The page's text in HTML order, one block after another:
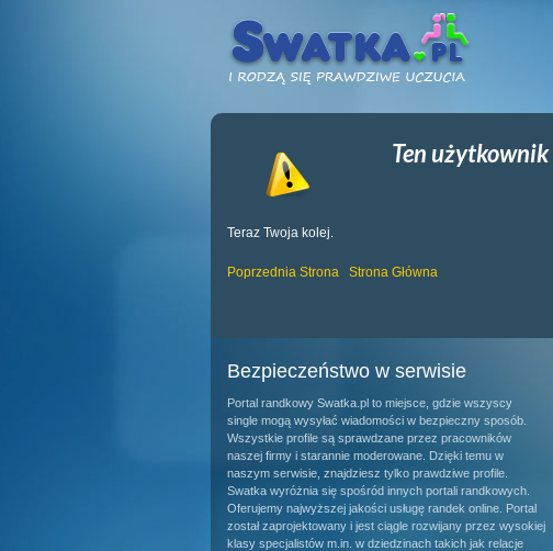
Ten użytkownik
Teraz Twoja kolej.
Poprzednia Strona Strona Główna
Bezpieczeństwo w serwisie
Portal randkowy Swatka.pl to miejsce, gdzie wszyscy
single mogą wysyłać wiadomości w bezpieczny sposób.
Wszystkie profile są sprawdzane przez pracowników
naszej firmy i starannie moderowane. Dzięki temu w
naszym serwisie, znajdziesz tylko prawdziwe profile.
Swatka wyróżnia się spośród innych portali randkowych.
Oferujemy najwyższej jakości usługę randek online. Portal
został zaprojektowany i jest ciągle rozwijany przez wysokiej
klasy specjalistów m.in. w dziedzinach takich jak relacje